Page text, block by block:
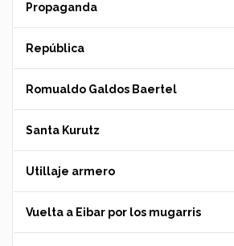
Propaganda
República
Romualdo Galdos Baertel
Santa Kurutz
Utillaje armero
Vuelta a Eibar por los mugarris